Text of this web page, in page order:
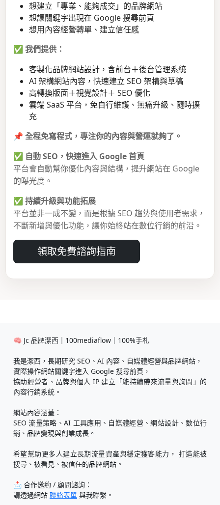
想建立「專業、能夠成交」的品牌網站
想讓關鍵字出現在 Google 搜尋前頁
想用內容經營轉單、建立信任感
✅ 我們提供：
客製化品牌網站設計，含前台＋後台管理系統
AI 架構網站內容，快速建立 SEO 架構與草稿
高轉換版面＋視覺設計＋ SEO 優化
雲端 SaaS 平台，免自行維護、無痛升級、隨時擴
充
📌 全程免寫程式，專注你的內容與營運就夠了。
✅ 自動 SEO，快速進入 Google 首頁
平台會自動幫你優化內容與結構，提升網站在 Google
的曝光度。
✅ 持續升級與功能拓展
平台並非一成不變，而是根據 SEO 趨勢與使用者需求，
不斷新增與優化功能，讓你始終站在數位行銷的前沿。
領取免費諮詢指南
🧠 Jc 品牌潔西｜100mediaflow｜100%手札
我是潔西，長期研究 SEO、AI 內容、自媒體經營與品牌網站，
實際操作網站關鍵字進入 Google 搜尋前頁，
協助經營者、品牌與個人 IP 建立「能持續帶來流量與詢問」的
內容行銷系統。
網站內容涵蓋：
SEO 流量策略、AI 工具應用、自媒體經營、網站設計、數位行
銷、品牌變現與創業成長。
希望幫助更多人建立長期流量資產與穩定獲客能力， 打造能被
搜尋、被看見、被信任的品牌網站。
📩 合作邀約 / 顧問諮詢：
請透過網站 聯絡表單 與我聯繫。